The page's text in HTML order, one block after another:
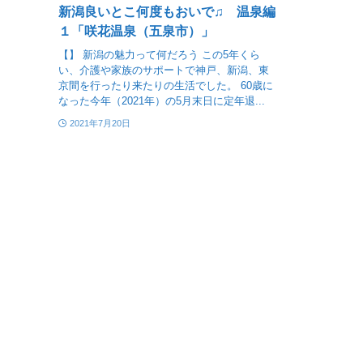
新潟良いとこ何度もおいで♫ 温泉編
１「咲花温泉（五泉市）」
【】 新潟の魅力って何だろう この5年くら
い、介護や家族のサポートで神戸、新潟、東
京間を行ったり来たりの生活でした。 60歳に
なった今年（2021年）の5月末日に定年退...
2021年7月20日